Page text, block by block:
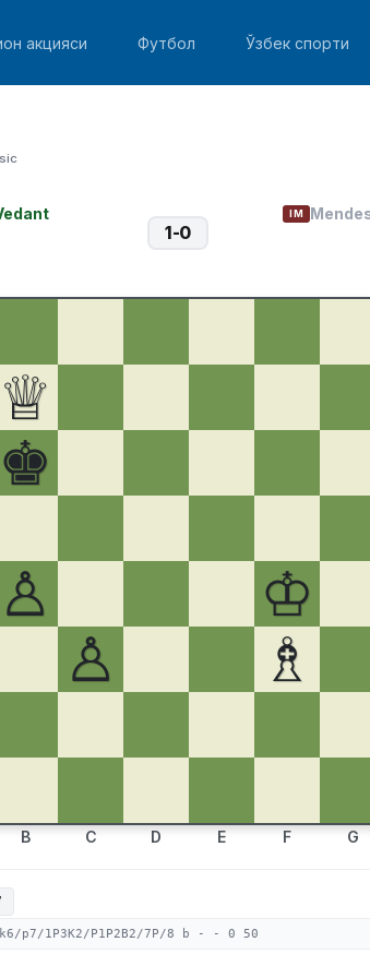
акцияси Футбол Ўзбек спорти
1-0
IM
♕
♚
♙
♔
♙ ♗
B C D E F G
p7/1P3K2/P1P2B2/7P/8 b - - 0 50